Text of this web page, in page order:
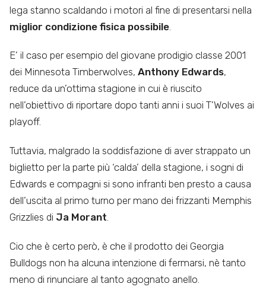
lega stanno scaldando i motori al fine di presentarsi nella
miglior condizione fisica possibile
E’ il caso per esempio del giovane prodigio classe 2001
dei Minnesota Timberwolves, Anthony Edwards,
reduce da un’ottima stagione in cui è riuscito
nell’obiettivo di riportare dopo tanti anni i suoi T’Wolves ai
playoff.
Tuttavia, malgrado la soddisfazione di aver strappato un
biglietto per la parte più ‘calda’ della stagione, i sogni di
Edwards e compagni si sono infranti ben presto a causa
dell’uscita al primo turno per mano dei frizzanti Memphis
Grizzlies di Ja Morant.
Cio che è certo però, è che il prodotto dei Georgia
Bulldogs non ha alcuna intenzione di fermarsi, nè tanto
meno di rinunciare al tanto agognato anello.